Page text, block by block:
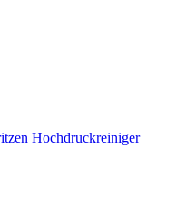
Hochdruckreiniger